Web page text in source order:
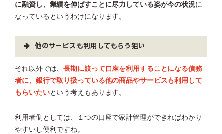
に融資し、業績を伸ばすことに尽力している姿が今の状況に
なっているというわけになります。
他のサービスも利用してもらう狙い
それ以外では、 長期に渡って口座を利用することになる債務
者に、銀行で取り扱っている他の商品やサービスも利用して
もらいたいという考えもあります。
利用者側としては、１つの口座で家計管理ができればわかり
やすいし便利ですね。